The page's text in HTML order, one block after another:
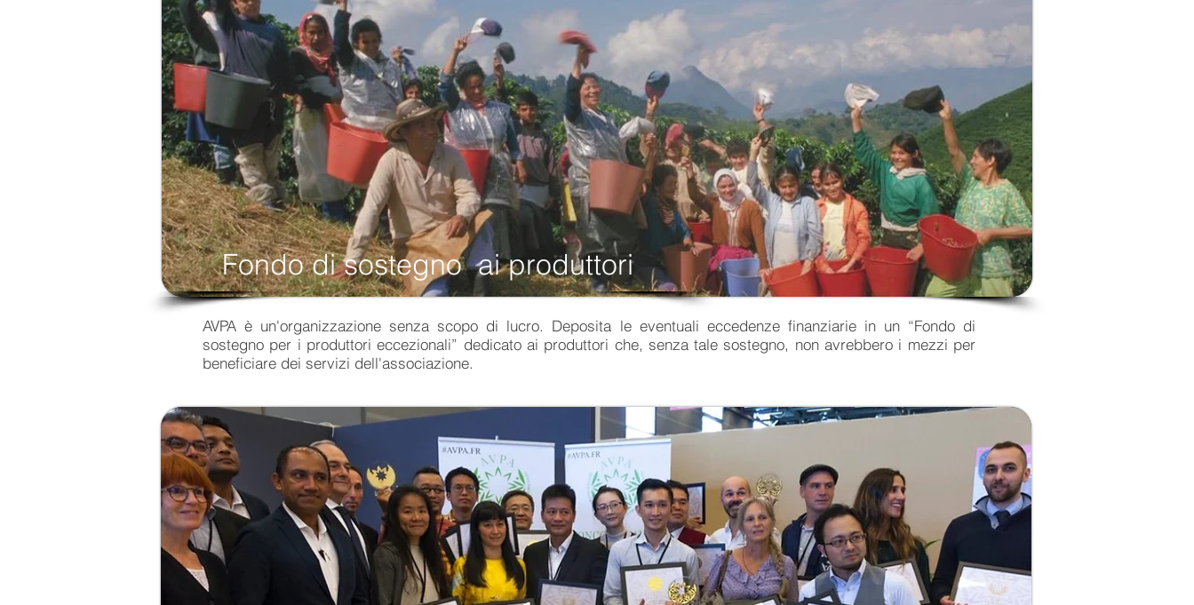
Fondo di sostegno ai produttori
AVPA è un'organizzazione senza scopo di lucro. Deposita le eventuali eccedenze finanziarie in un “Fondo di
sostegno per i produttori eccezionali” dedicato ai produttori che, senza tale sostegno, non avrebbero i mezzi per
beneficiare dei servizi dell'associazione.